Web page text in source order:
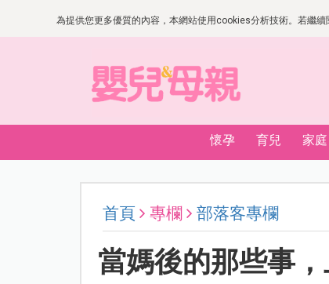
為提供您更多優質的內容，本網站使用cookies分析技術。若繼
懷孕 育兒 家庭
首頁 專欄 部落客專欄
當媽後的那些事